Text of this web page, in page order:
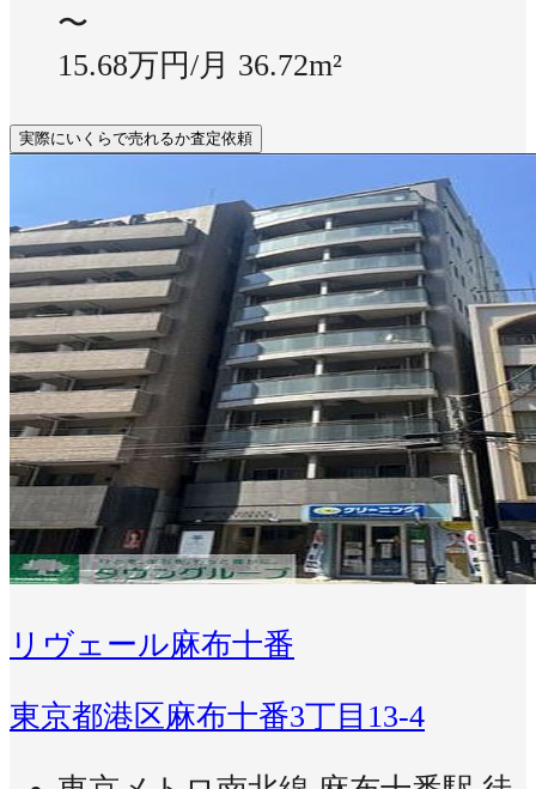
〜
15.68万円/月 36.72m²
実際にいくらで売れるか査定依頼
リヴェール麻布十番
東京都港区麻布十番3丁目13-4